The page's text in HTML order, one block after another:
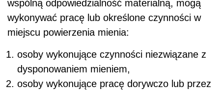
wspólną odpowiedzialność materialną, mogą
wykonywać pracę lub określone czynności w
miejscu powierzenia mienia:
osoby wykonujące czynności niezwiązane z
dysponowaniem mieniem,
osoby wykonujące pracę dorywczo lub przez